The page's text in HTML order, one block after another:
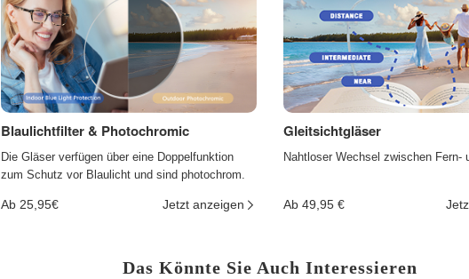
Blaulichtfilter & Photochromic
Die Gläser verfügen über eine Doppelfunktion
zum Schutz vor Blaulicht und sind photochrom.
Ab 25,95€ Jetzt anzeigen
Gleitsichtgläser
Nahtloser Wechsel zwischen Fern-
Ab 49,95 €
Das Könnte Sie Auch Interessieren